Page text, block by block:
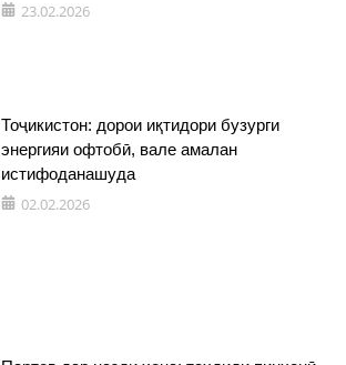
23.02.2026
Тоҷикистон: дорои иқтидори бузурги
энергияи офтобӣ, вале амалан
истифоданашуда
02.02.2026